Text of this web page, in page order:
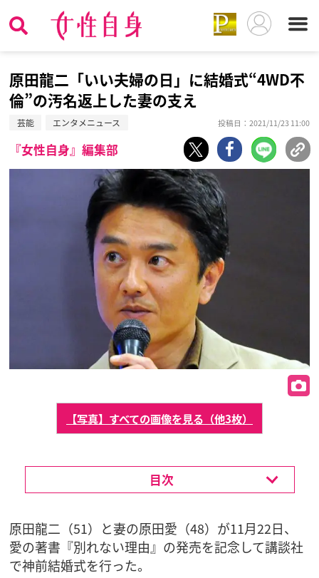
原田龍二「いい夫婦の日」に結婚式“4WD不
倫”の汚名返上した妻の支え
芸能 エンタメニュース 投稿日：2021/11/23 11:00
『女性自身』編集部
【写真】すべての画像を見る（他3枚）
目次
原田龍二（51）と妻の原田愛（48）が11月22日、
愛の著書『別れない理由』の発売を記念して講談社
で神前結婚式を行った。